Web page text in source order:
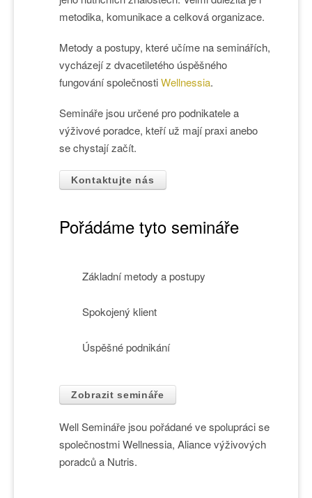
metodika, komunikace a celková organizace.
Metody a postupy, které učíme na seminářích,
vycházejí z dvacetiletého úspěšného
fungování společnostiWellnessia.
Semináře jsou určené pro podnikatele a
výživové poradce, kteří už mají praxi anebo
se chystají začít.
Kontaktujte nás
Pořádáme tyto semináře
Základní metody a postupy
Spokojený klient
Úspěšné podnikání
Zobrazit semináře
Well Semináře jsou pořádané ve spolupráci se
společnostmi Wellnessia, Aliance výživových
poradců a Nutris.